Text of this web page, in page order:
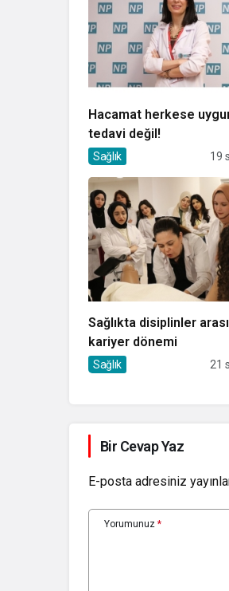
Hacamat herkese
tedavi değil!
Sağlık 19
Sağlıkta disiplinler
kariyer dönemi
Sağlık 21
Bir Cevap Yaz
E-posta adresiniz
Yorumunuz *